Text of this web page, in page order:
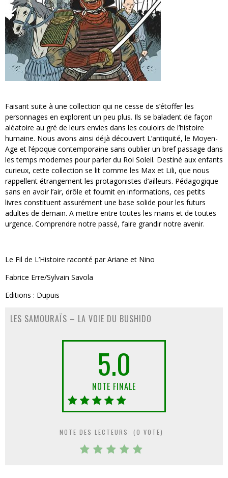
Faisant suite à une collection qui ne cesse de s’étoffer les
personnages en explorent un peu plus. Ils se baladent de façon
aléatoire au gré de leurs envies dans les couloirs de l’histoire
humaine. Nous avons ainsi déjà découvert L’antiquité, le Moyen-
Age et l’époque contemporaine sans oublier un bref passage dans
les temps modernes pour parler du Roi Soleil. Destiné aux enfants
curieux, cette collection se lit comme les Max et Lili, que nous
rappellent étrangement les protagonistes d’ailleurs. Pédagogique
sans en avoir l’air, drôle et fournit en informations, ces petits
livres constituent assurément une base solide pour les futurs
adultes de demain. A mettre entre toutes les mains et de toutes
urgence. Comprendre notre passé, faire grandir notre avenir.
Le Fil de L’Histoire raconté par Ariane et Nino
Fabrice Erre/Sylvain Savola
Editions : Dupuis
LES SAMOURAÏS – LA VOIE DU BUSHIDO
5.0
NOTE FINALE
NOTE DES LECTEURS: (0 VOTE)